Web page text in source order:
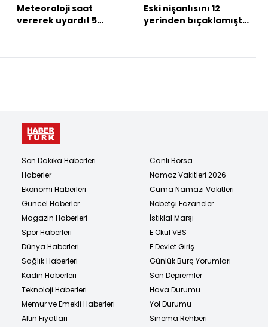
Meteoroloji saat
vererek uyardı! 5
Eski nişanlısını 12
yerinden bıçaklamıştı!
Son Dakika Haberleri
Haberler
Ekonomi Haberleri
Güncel Haberler
Magazin Haberleri
Spor Haberleri
Dünya Haberleri
Sağlık Haberleri
Kadın Haberleri
Teknoloji Haberleri
Memur ve Emekli Haberleri
Altın Fiyatları
Canlı Borsa
Namaz Vakitleri 2026
Cuma Namazı Vakitleri
Nöbetçi Eczaneler
İstiklal Marşı
E Okul VBS
E Devlet Giriş
Günlük Burç Yorumları
Son Depremler
Hava Durumu
Yol Durumu
Sinema Rehberi